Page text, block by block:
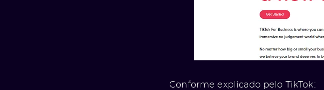
Conforme explicado pelo TikTok: